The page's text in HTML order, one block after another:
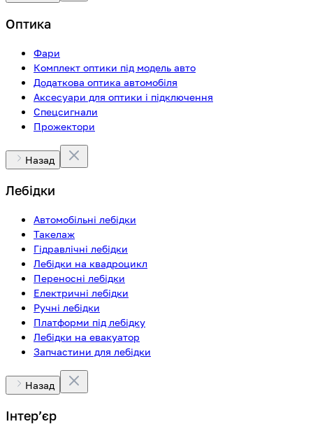
Оптика
Фари
Комплект оптики під модель авто
Додаткова оптика автомобіля
Аксесуари для оптики і підключення
Спецсигнали
Прожектори
Назад
Лебідки
Автомобільні лебідки
Такелаж
Гідравлічні лебідки
Лебідки на квадроцикл
Переносні лебідки
Електричні лебідки
Ручні лебідки
Платформи під лебідку
Лебідки на евакуатор
Запчастини для лебідки
Назад
Інтерʼєр